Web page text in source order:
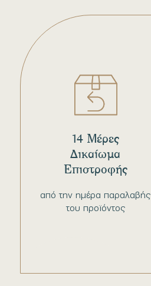
από την ημέρα παραλαβής
του προϊόντος
14 Μέρες
Δικαίωμα
Επιστροφής